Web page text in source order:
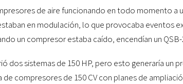
de aire funcionando en todo momento
en modulación, lo que provocaba eventos
un compresor estaba caído, encendían un
dos sistemas de 150 HP, pero esto generaría
compresores de 150 CV con planes de